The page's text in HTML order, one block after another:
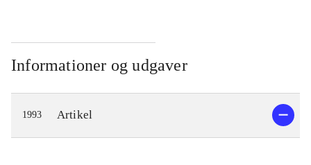
Informationer og udgaver
1993 Artikel